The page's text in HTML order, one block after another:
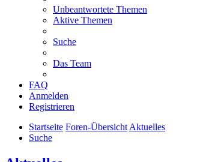
Unbeantwortete Themen
Aktive Themen
Suche
Das Team
FAQ
Anmelden
Registrieren
Startseite Foren-ÜbersichtAktuelles
Suche